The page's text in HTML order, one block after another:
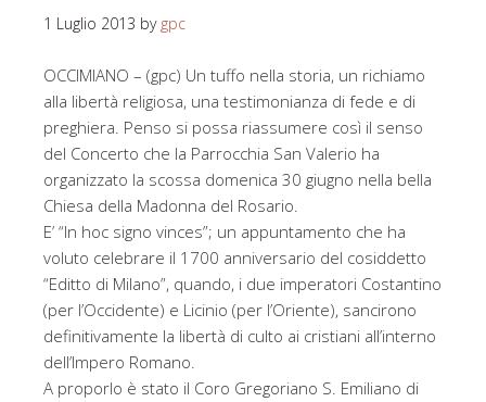
1 Luglio 2013 by gpc
OCCIMIANO – (gpc) Un tuffo nella storia, un richiamo
alla libertà religiosa, una testimonianza di fede e di
preghiera. Penso si possa riassumere così il senso
del Concerto che la Parrocchia San Valerio ha
organizzato la scossa domenica 30 giugno nella bella
Chiesa della Madonna del Rosario.
E’ “In hoc signo vinces”; un appuntamento che ha
voluto celebrare il 1700 anniversario del cosiddetto
“Editto di Milano”, quando, i due imperatori Costantino
(per l’Occidente) e Licinio (per l’Oriente), sancirono
definitivamente la libertà di culto ai cristiani all’interno
dell’Impero Romano.
A proporlo è stato il Coro Gregoriano S. Emiliano di